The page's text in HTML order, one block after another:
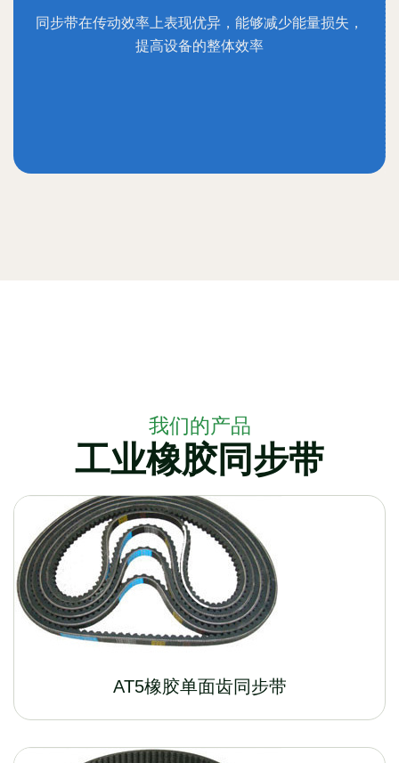
同步带在传动效率上表现优异，能够减少能量损失，
提高设备的整体效率
我们的产品
工业橡胶同步带
AT5橡胶单面齿同步带